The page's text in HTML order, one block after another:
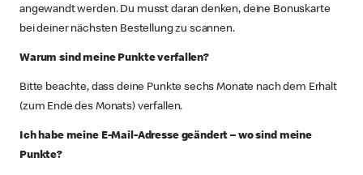
angewandt werden. Du musst daran denken, deine Bonuskarte
bei deiner nächsten Bestellung zu scannen.
Warum sind meine Punkte verfallen?
Bitte beachte, dass deine Punkte sechs Monate nach dem Erhalt
(zum Ende des Monats) verfallen.
Ich habe meine E-Mail-Adresse geändert – wo sind meine
Punkte?